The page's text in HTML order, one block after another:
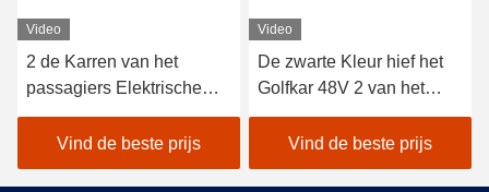
Video
2 de Karren van het
passagiers Elektrische
Nut/Elektrische
Voedselkar met Trojan
Batterijen van 48v
Vind de beste prijs
Video
De zwarte Kleur hief het
Golfkar 48V 2 van het
Drankvoedsel Auto de Met
fouten van het Passagiers
opHotel
Vind de beste prijs